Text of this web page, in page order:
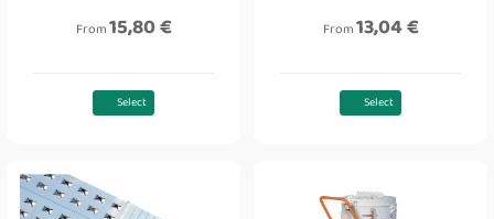
From15,80 €
Select
From13,04 €
Select